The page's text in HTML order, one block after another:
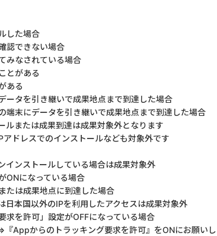
した場合
認できない場合
みなされている場合
とがある
ある
ータを引き継いで成果地点まで到達した場合
端末にデータを引き継いで成果地点まで到達した場合
ルまたは成果到達は成果対象外となります
ドレスでのインストールなども対象外です
インストールしている場合は成果対象外
ONになっている場合
たは成果地点に到達した場合
日本国以外のIPを利用したアクセスは成果対象外
求を許可」設定がOFFになっている場合
Appからのトラッキング要求を許可』をONにお願い